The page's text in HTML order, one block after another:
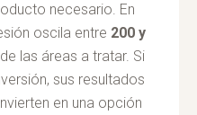
necesario. En
oscila entre 200 y
las áreas a tratar. Si
sus resultados
en una opción